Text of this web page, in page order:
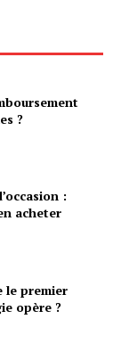
?
:
acheter
le premier
opère ?